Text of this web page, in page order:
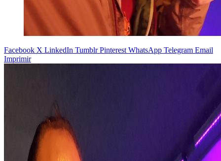
Facebook X LinkedIn Tumblr Pinterest WhatsApp Telegram Email
Imprimir